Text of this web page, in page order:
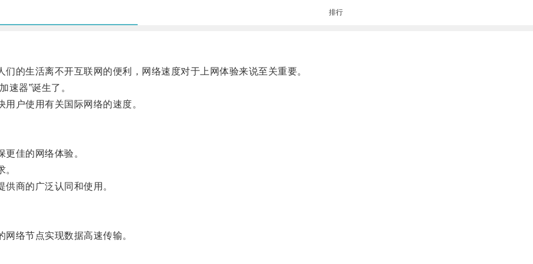
排行
生活离不开互联网的便利，网络速度对于上网体验来说至关重要。
器”诞生了。
户使用有关国际网络的速度。
佳的网络体验。
商的广泛认同和使用。
络节点实现数据高速传输。